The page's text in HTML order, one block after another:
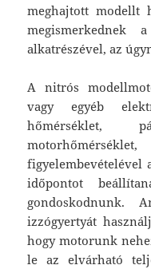
meghajtott modellt
megismerkednek
alkatrészével, az
A nitrós
vagy egyéb
hőmérséklet,
figyelembevételével
időpontot
gondoskodnunk.
izzógyertyát
hogy motorunk
le az elvárható